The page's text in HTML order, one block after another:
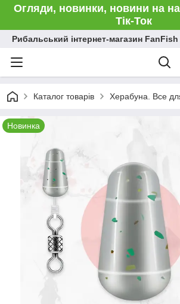
Огляди, новинки, новини на
Тік-Ток
Рибальський інтернет-магазин
Каталог товарів Херабуна. Все
Новинка